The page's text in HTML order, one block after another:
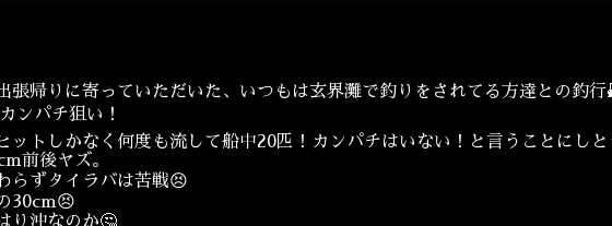
張帰りに寄っていただいた、いつもは玄界灘で釣りをされてる方達との釣行
ンパチ狙い！
ットしかなく何度も流して船中20匹！カンパチはいない！と言うことにし
前後ヤズ。
らずタイラバは苦戦😣
30cm😣
り沖なのか🤔